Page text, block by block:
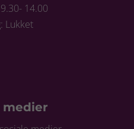
14.00
Lukket
medier